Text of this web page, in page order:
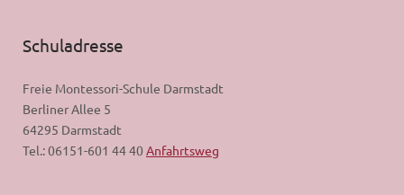
Schuladresse
Freie Montessori-Schule Darmstadt
Berliner Allee 5
64295 Darmstadt
Tel.: 06151-601 44 40Anfahrtsweg